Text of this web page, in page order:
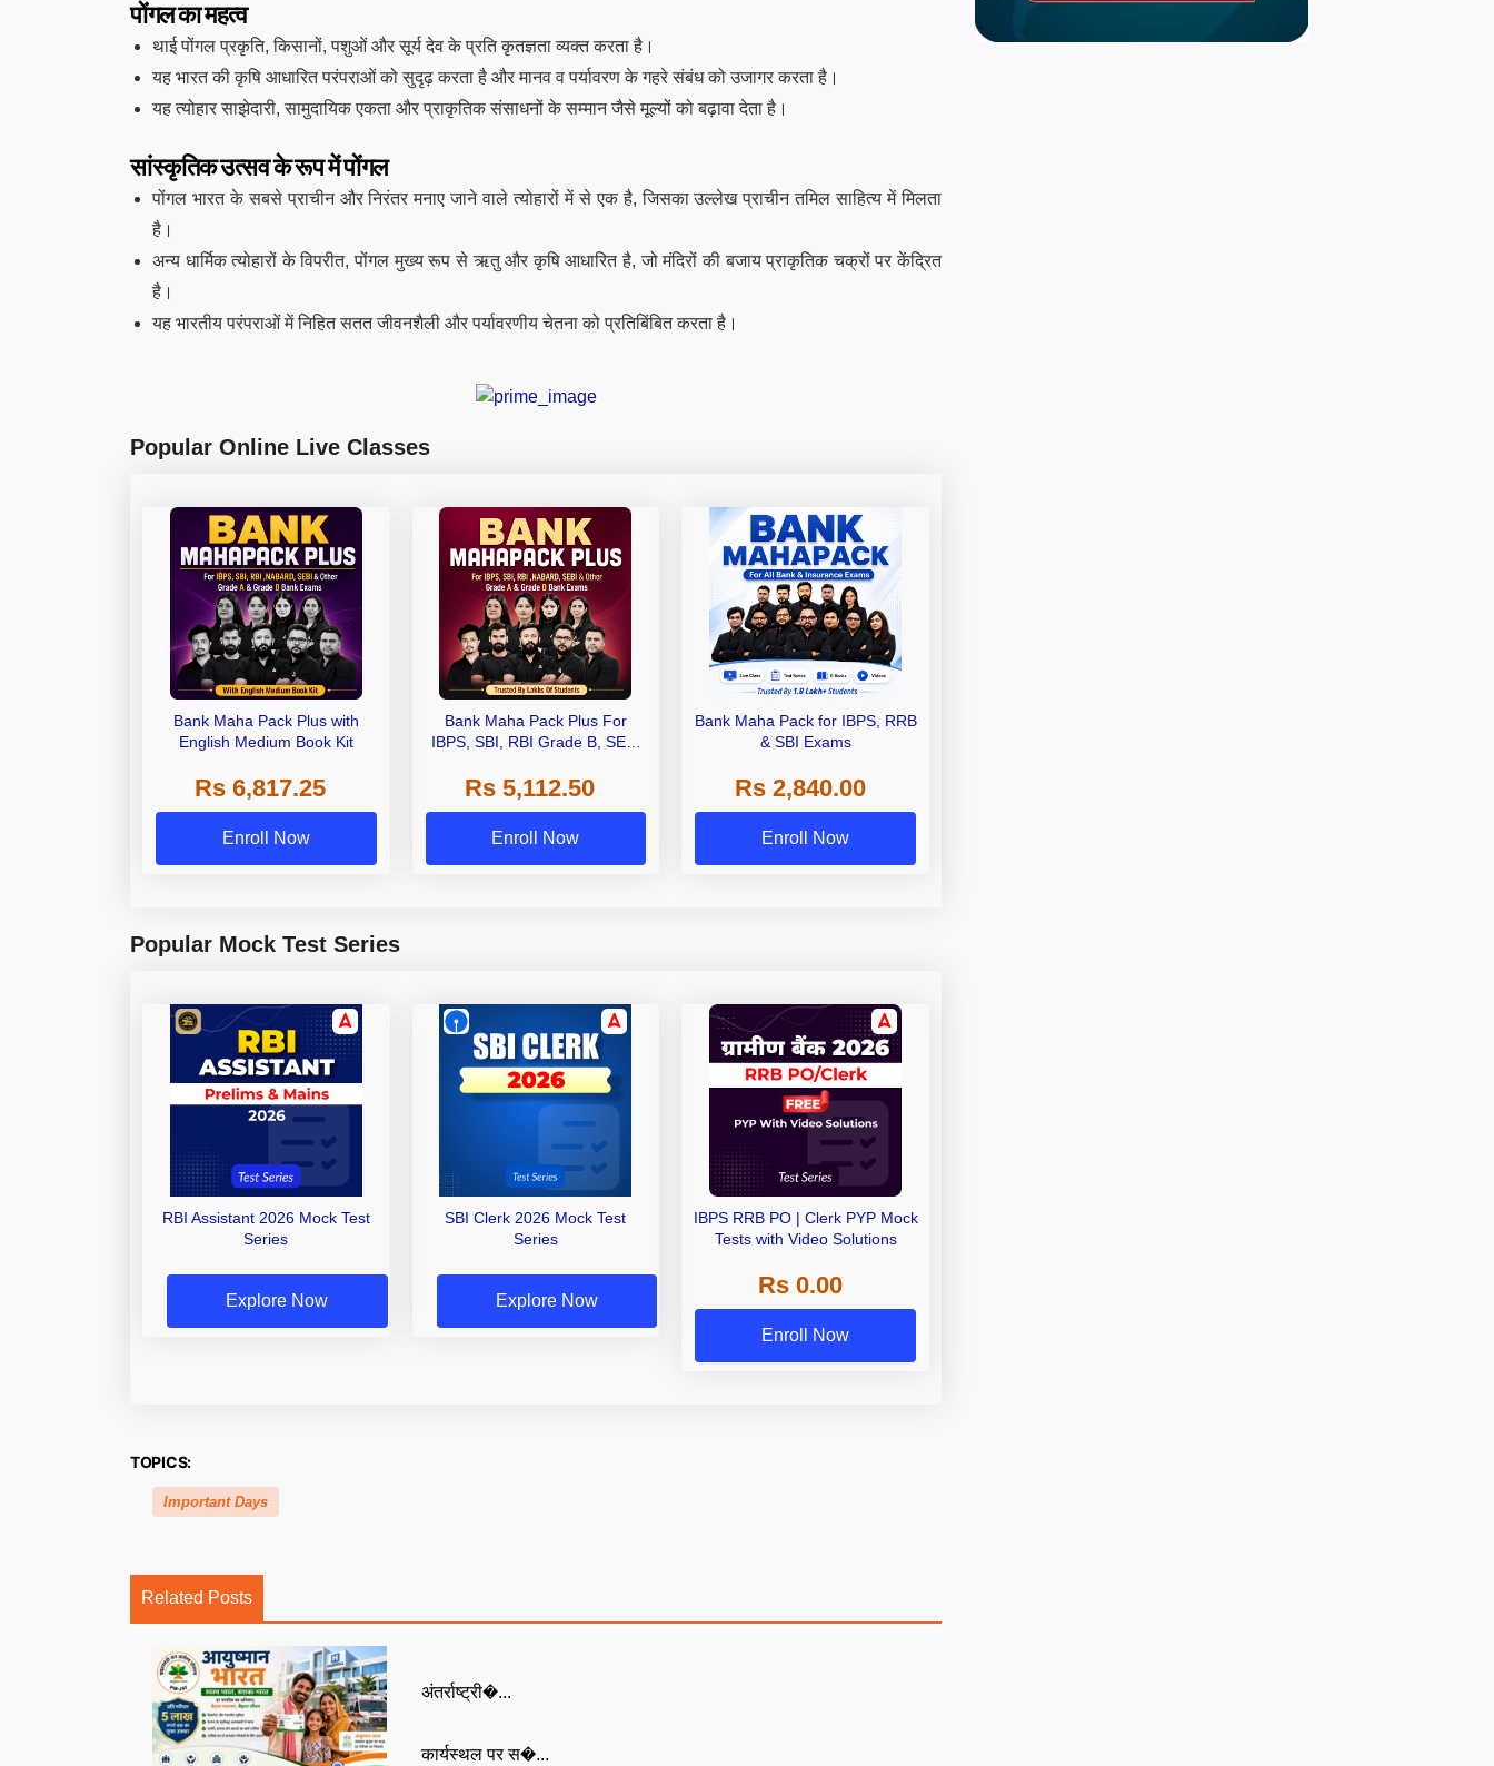
पोंगल का महत्व
थाई पोंगल प्रकृति, किसानों, पशुओं और सूर्य देव के प्रति कृतज्ञता व्यक्त करता है।
यह भारत की कृषि आधारित परंपराओं को सुदृढ़ करता है और मानव व पर्यावरण के गहरे संबंध को उजागर करता है।
यह त्योहार साझेदारी, सामुदायिक एकता और प्राकृतिक संसाधनों के सम्मान जैसे मूल्यों को बढ़ावा देता है।
सांस्कृतिक उत्सव के रूप में पोंगल
पोंगल भारत के सबसे प्राचीन और निरंतर मनाए जाने वाले त्योहारों में से एक है, जिसका उल्लेख प्राचीन तमिल साहित्य में मिलता
है।
अन्य धार्मिक त्योहारों के विपरीत, पोंगल मुख्य रूप से ऋतु और कृषि आधारित है, जो मंदिरों की बजाय प्राकृतिक चक्रों पर केंद्रित
है।
यह भारतीय परंपराओं में निहित सतत जीवनशैली और पर्यावरणीय चेतना को प्रतिबिंबित करता है।
Popular Online Live Classes
Bank Maha Pack Plus with
English Medium Book Kit
Rs 6,817.25
Enroll Now
Bank Maha Pack Plus For
IBPS, SBI, RBI Grade B, SEBI
Other Grade A & Grade B Bank
Exams
Rs 5,112.50
Enroll Now
Bank Maha Pack for IBPS, RRB
& SBI Exams
Rs 2,840.00
Enroll Now
Popular Mock Test Series
RBI Assistant 2026 Mock Test
Series
Explore Now
SBI Clerk 2026 Mock Test
Series
Explore Now
IBPS RRB PO | Clerk PYP Mock
Tests with Video Solutions
Rs 0.00
Enroll Now
TOPICS:
Important Days
Related Posts
अंतर्राष्ट्री�...
कार्यस्थल पर स�...